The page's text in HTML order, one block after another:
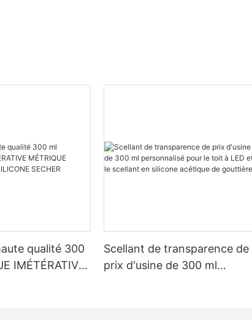
qualité 300
IMÉTÉRATIVE
Scellant de transparence de
prix d'usine de 300 ml